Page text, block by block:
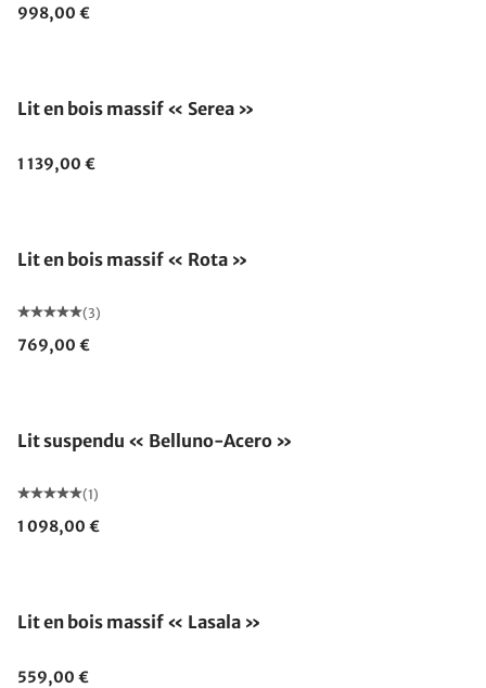
998,00 €
Lit en bois massif « Serea »
1 139,00 €
Lit en bois massif « Rota »
(3)
769,00 €
Lit suspendu « Belluno-Acero »
(1)
1 098,00 €
Lit en bois massif « Lasala »
559,00 €